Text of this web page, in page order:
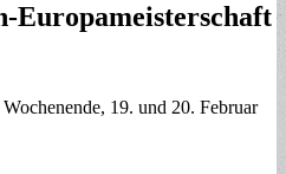
Europameisterschaft
19. und 20. Februar